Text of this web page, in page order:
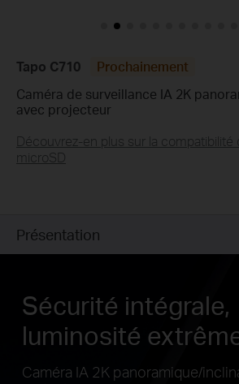
Tapo C710
Prochainement
Caméra de surveillance IA 2K
avec projecteur
Découvrez-en plus sur la compatibilité
microSD
Présentation
Sécurité intégrale,
luminosité
Caméra IA 2K panoramique/